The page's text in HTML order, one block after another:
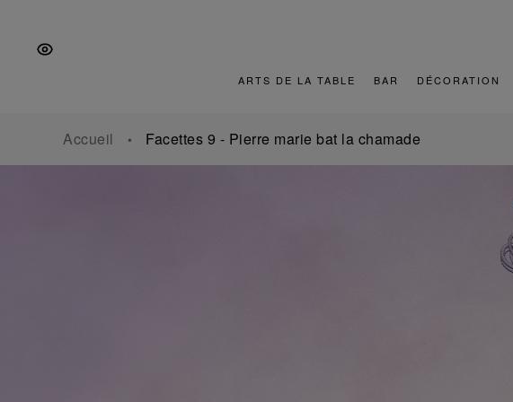
contenu
ARTS DE LA TABLE BAR DÉCORATION
Accueil Facettes 9 - Pierre marie bat la chamade